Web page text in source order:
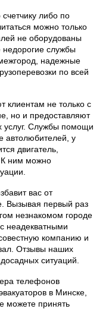
либо по
можно только
не оборудованы
службы
надежные
по всей
клиентам не только с
но и предоставляют
услуг. Службы помощи
автолюбителей, у
двигатель,
К ним можно
вас от
Вызывая первый раз
незнакомом городе
неадекватными
компанию и
Отзывы наших
ситуаций.
телефонов
в Минске,
можете принять